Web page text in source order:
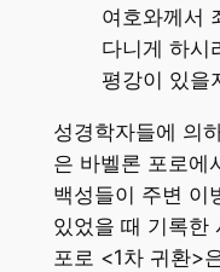
여호와께서
다니게 하시
평강이 있을
성경학자들에 의
은 바벨론 포로에
백성들이 주변 이
있었을 때 기록한
포로 <1차 귀환>